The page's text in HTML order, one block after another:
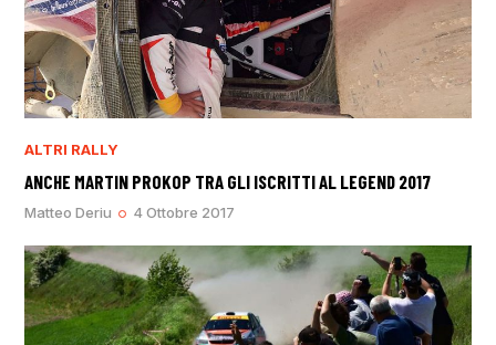
ALTRI RALLY
ANCHE MARTIN PROKOP TRA GLI ISCRITTI AL LEGEND 2017
Matteo Deriu 4 Ottobre 2017